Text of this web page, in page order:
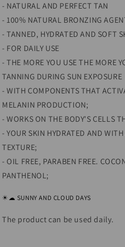
- NATURAL AND PERFECT TAN
- 100% NATURAL BRONZING
- TANNED, HYDRATED AND SOFT
- FOR DAILY USE
- THE MORE YOU USE THE MORE
TANNING DURING SUN EXPOSURE
- WITH COMPONENTS THAT
MELANIN PRODUCTION;
- WORKS ON THE BODY'S CELLS
- YOUR SKIN HYDRATED AND
TEXTURE;
- OIL FREE, PARABEN FREE.
PANTHENOL;
☀☁ SUNNY AND CLOUD DAYS
The product can be used daily.